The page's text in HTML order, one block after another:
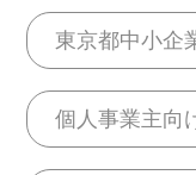
東京都中小企
個人事業主向